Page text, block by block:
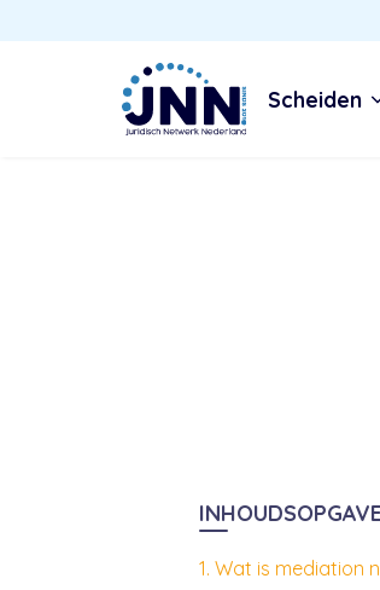
Scheiden
INHOUDSOPGAVE
Wat is mediation